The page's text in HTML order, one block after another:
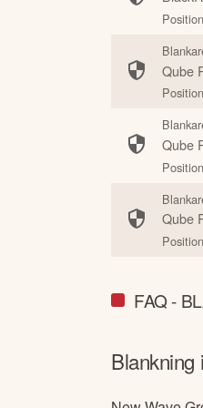
Qube
Qube
Qube
FAQ -
Blankning i